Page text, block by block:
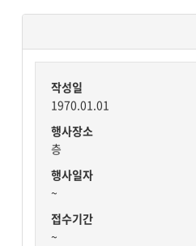
작성일
1970.01.01
행사장소
층
행사일자
~
접수기간
~